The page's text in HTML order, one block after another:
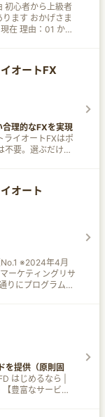
初心者から上級者
ます おかげさま
かし
でかしこく取引
コースに加え、
ルや資金に応じ
：03 <使い
> スマートフォ
適に。 自動売買
ただけます。 PC
で、見やすく誰に
無料セミナーは
ースをご用意し
ト体制> サポー
り添います。
オートFX
合理的なFXを実現
イオートFXはポ
不要。選ぶだけで
ている間もチャ
で資産運用 × ポ
ラムを選んで稼
に設定可能！ 人
ブリッド」の期
なら、あなたが寝
くれます。 トラ
スト証券は
iOS/Androidアプ
日時点のシミュ
シミュレーション
するものではあ
のみ取引数量を
長（金商）第26
必ずホームページ
オート
※2024年4月
ーケティングリサ
で
呼ばれる一定範
/NZドル」「ユ
」を得意とする。
用意されたトレー
売買を始めるこ
グラミング知識は
を提供（原則固
はじめるなら |